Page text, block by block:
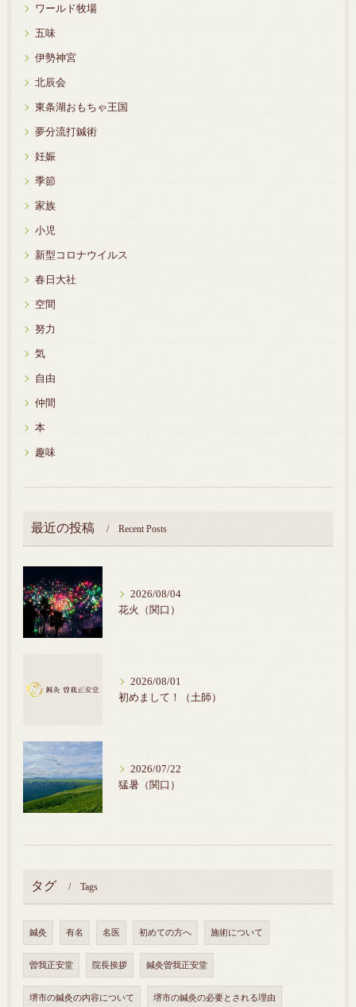
ワールド牧場
五味
伊勢神宮
北辰会
東条湖おもちゃ王国
夢分流打鍼術
妊娠
季節
家族
小児
新型コロナウイルス
春日大社
空間
努力
気
自由
仲間
本
趣味
最近の投稿 Recent Posts
2026/08/04
花火（関口）
2026/08/01
初めまして！（土師）
2026/07/22
猛暑（関口）
タグ Tags
鍼灸 有名 名医 初めての方へ 施術について
曽我正安堂 院長挨拶 鍼灸曽我正安堂
堺市の鍼灸の内容について 堺市の鍼灸の必要とされる理由